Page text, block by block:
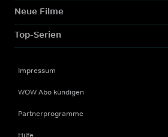
Neue Filme
Top-Serien
Impressum
WOW Abo kündigen
Partnerprogramme